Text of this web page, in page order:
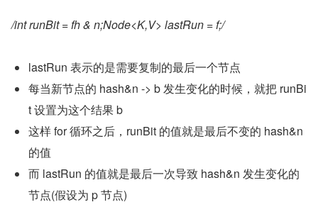
/int runBit = fh & n;Node<K,V> lastRun = f;/
lastRun 表示的是需要复制的最后一个节点
每当新节点的 hash&n -> b 发生变化的时候，就把 runBi
t 设置为这个结果 b
这样 for 循环之后，runBit 的值就是最后不变的 hash&n
的值
而 lastRun 的值就是最后一次导致 hash&n 发生变化的
节点(假设为 p 节点)